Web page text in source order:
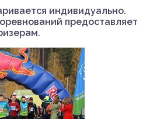
индивидуально.
предоставляет